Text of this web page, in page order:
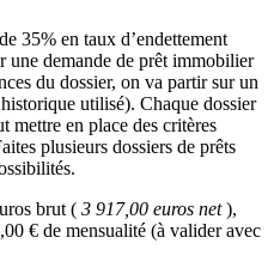
35% en taux d’endettement
une demande de prêt immobilier
du dossier, on va partir sur un
utilisé). Chaque dossier
mettre en place des critères
plusieurs dossiers de prêts
brut ( 3 917,00 euros net),
€ de mensualité (à valider avec